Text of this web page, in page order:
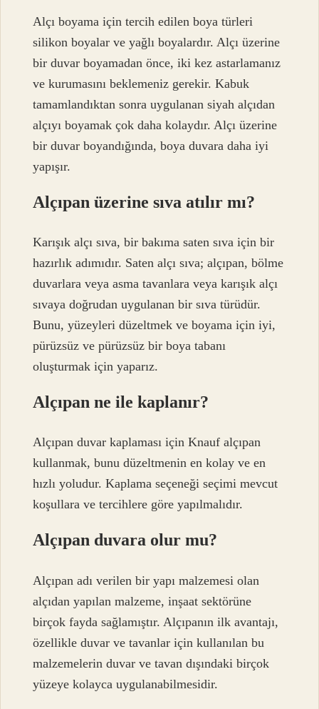
Alçı boyama için tercih edilen boya türleri
silikon boyalar ve yağlı boyalardır. Alçı üzerine
bir duvar boyamadan önce, iki kez astarlamanız
ve kurumasını beklemeniz gerekir. Kabuk
tamamlandıktan sonra uygulanan siyah alçıdan
alçıyı boyamak çok daha kolaydır. Alçı üzerine
bir duvar boyandığında, boya duvara daha iyi
yapışır.
Alçıpan üzerine sıva atılır mı?
Karışık alçı sıva, bir bakıma saten sıva için bir
hazırlık adımıdır. Saten alçı sıva; alçıpan, bölme
duvarlara veya asma tavanlara veya karışık alçı
sıvaya doğrudan uygulanan bir sıva türüdür.
Bunu, yüzeyleri düzeltmek ve boyama için iyi,
pürüzsüz ve pürüzsüz bir boya tabanı
oluşturmak için yaparız.
Alçıpan ne ile kaplanır?
Alçıpan duvar kaplaması için Knauf alçıpan
kullanmak, bunu düzeltmenin en kolay ve en
hızlı yoludur. Kaplama seçeneği seçimi mevcut
koşullara ve tercihlere göre yapılmalıdır.
Alçıpan duvara olur mu?
Alçıpan adı verilen bir yapı malzemesi olan
alçıdan yapılan malzeme, inşaat sektörüne
birçok fayda sağlamıştır. Alçıpanın ilk avantajı,
özellikle duvar ve tavanlar için kullanılan bu
malzemelerin duvar ve tavan dışındaki birçok
yüzeye kolayca uygulanabilmesidir.